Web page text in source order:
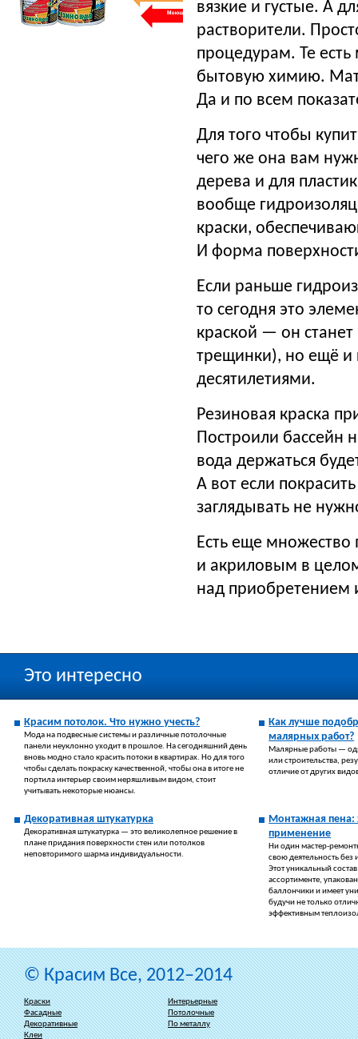
вязкие и густые. А
растворители.
процедурам. Те
бытовую химию.
Да и по всем
Для того чтобы
чего же она вам
дерева и для
вообще
краски,
И форма
Если раньше
то сегодня это
краской — он
трещинки), но ещё и
десятилетиями.
Резиновая краска
Построили бассейн
вода держаться
А вот если
заглядывать не
Есть еще множество
и акриловым в
над приобретением
Это интересно
Красим потолок. Что нужно учесть?
Мода на подвесные системы и различные потолочные
панели неуклонно уходит в прошлое. На сегодняшний день
вновь модно стало красить потоки в квартирах. Но для того
чтобы сделать покраску качественной, чтобы она в итоге не
портила интерьер своим неряшливым видом, стоит
учитывать некоторые нюансы.
Как лучше
малярных работ?
Малярные работы —
или строительства,
отличие от других
Декоративная штукатурка
Декоративная штукатурка — это великолепное решение в
плане придания поверхности стен или потолков
неповторимого шарма индивидуальности.
Монтажная пена:
применение
Ни один мастер-
свою деятельность без
Этот уникальный
ассортименте,
баллончики и имеет
будучи не только
эффективным
© Красим Все, 2012–2014
Краски
Интерьерные
Фасадные
Потолочные
Декоративные
По металлу
Клеи